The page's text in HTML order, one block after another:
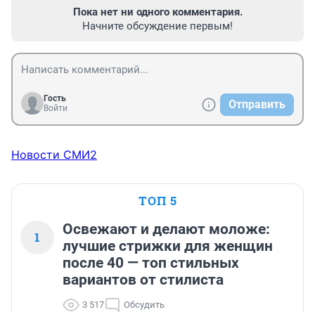
Пока нет ни одного комментария.
Начните обсуждение первым!
Гость
Войти
Отправить
Новости СМИ2
ТОП 5
1
Освежают и делают моложе:
лучшие стрижки для женщин
после 40 — топ стильных
вариантов от стилиста
3 517 Обсудить